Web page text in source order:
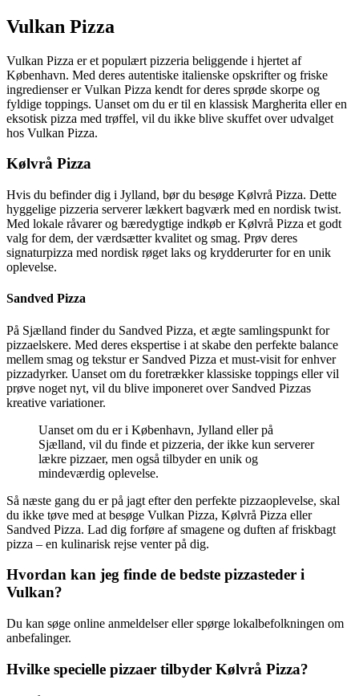
Vulkan Pizza
Vulkan Pizza er et populært pizzeria beliggende i hjertet af
København. Med deres autentiske italienske opskrifter og friske
ingredienser er Vulkan Pizza kendt for deres sprøde skorpe og
fyldige toppings. Uanset om du er til en klassisk Margherita eller en
eksotisk pizza med trøffel, vil du ikke blive skuffet over udvalget
hos Vulkan Pizza.
Kølvrå Pizza
Hvis du befinder dig i Jylland, bør du besøge Kølvrå Pizza. Dette
hyggelige pizzeria serverer lækkert bagværk med en nordisk twist.
Med lokale råvarer og bæredygtige indkøb er Kølvrå Pizza et godt
valg for dem, der værdsætter kvalitet og smag. Prøv deres
signaturpizza med nordisk røget laks og krydderurter for en unik
oplevelse.
Sandved Pizza
På Sjælland finder du Sandved Pizza, et ægte samlingspunkt for
pizzaelskere. Med deres ekspertise i at skabe den perfekte balance
mellem smag og tekstur er Sandved Pizza et must-visit for enhver
pizzadyrker. Uanset om du foretrækker klassiske toppings eller vil
prøve noget nyt, vil du blive imponeret over Sandved Pizzas
kreative variationer.
Uanset om du er i København, Jylland eller på
Sjælland, vil du finde et pizzeria, der ikke kun serverer
lækre pizzaer, men også tilbyder en unik og
mindeværdig oplevelse.
Så næste gang du er på jagt efter den perfekte pizzaoplevelse, skal
du ikke tøve med at besøge Vulkan Pizza, Kølvrå Pizza eller
Sandved Pizza. Lad dig forføre af smagene og duften af friskbagt
pizza – en kulinarisk rejse venter på dig.
Hvordan kan jeg finde de bedste pizzasteder i
Vulkan?
Du kan søge online anmeldelser eller spørge lokalbefolkningen om
anbefalinger.
Hvilke specielle pizzaer tilbyder Kølvrå Pizza?